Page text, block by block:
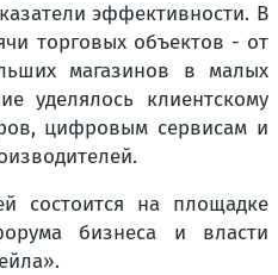
эффективности. В
торговых объектов - от
магазинов в малых
уделялось клиентскому
цифровым сервисам и
состоится на площадке
бизнеса и власти